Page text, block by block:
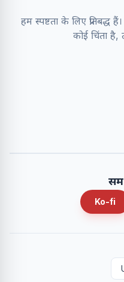
हम स्पष्टता के लिए प्रतिबद्ध
कोई चिंता है,
Ko-fi